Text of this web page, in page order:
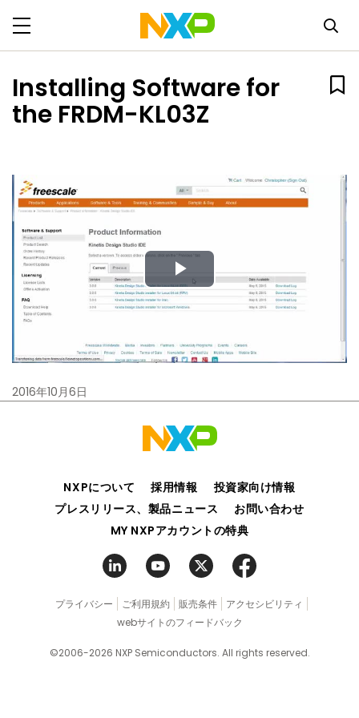
Installing Software for
the FRDM-KL03Z
Play
2016年10月6日
NXPについて 採用情報
投資家向け情報
プレスリリース、製品ニュース
お問い合わせ
MY NXPアカウントの特典
プライバシー ご利用規約 販売条件
アクセシビリティ
webサイトのフィードバック
©2006-2026 NXP Semiconductors. All rights reserved.